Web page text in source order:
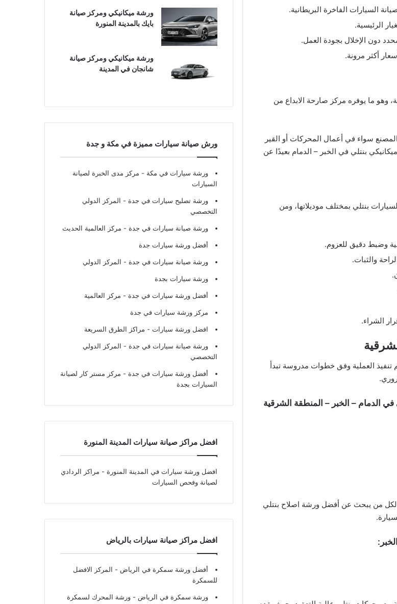
السيارات الفاخرة البريطانية.
الرئيسية.
دون الإخلال بجودة العمل.
أكثر مرونة.
وهو ما يوفره مركز صارحة الابداع من
سواء في أعمال المحركات أو القير
بنتلي في الخبر – الدمام بعيدًا عن
بنتلي بمختلف موديلاتها، ومن
وضبط دقيق للعزوم.
والثبات.
الشراء.
تنفيذ العملية وفق خطوات مدروسة تبدأ
الدمام – الخبر – المنطقة الشرقية
لكل من يبحث عن أفضل ورشة اصلاح بنتلي
ورشة ميكانيكي ومركز صيانة
بايك بالمدينة المنورة
ورشة ميكانيكي ومركز صيانة
شانجان في المدينة
ورش صيانة سيارات مميزة في مكة و جدة
ورشة سيارات في مكة - مركز مدى الخبرة لصيانة
السيارات
ورشة تصليح سيارات في جدة - المركز الدولي
التخصصي
ورشة صيانة سيارات في جدة - مركز العالمية الحديث
أفضل ورشة سيارات جدة
ورشة صيانة سيارات في جدة - المركز الدولي
ورشة سيارات بجدة
أفضل ورشة سيارات في جدة - مركز العالمية
مركز ورشة سيارات في جدة
افضل ورشة سيارات - مراكز الطرق السريعة
ورشة صيانة سيارات في جدة - المركز الدولي
التخصصي
أفضل ورشة سيارات في جدة - مركز مستر كار لصيانة
السيارات بجدة
افضل مراكز صيانة سيارات المدينة المنورة
افضل ورشة سيارات في المدينة المنورة - مراكز الردادي
لصيانة وفحص السيارات
افضل مراكز صيانة سيارات بالرياض
أفضل ورشة سمكرة في الرياض - المركز الافضل
للسمكرة
ورشة سمكرة في الرياض - ورشة المحرك لسمكرة